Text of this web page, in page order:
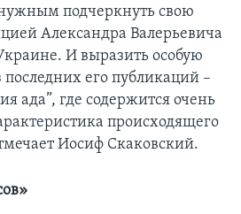
подчеркнуть свою
Александра Валерьевича
И выразить особую
его публикаций –
ада”, где содержится очень
происходящего
Иосиф Скаковский.